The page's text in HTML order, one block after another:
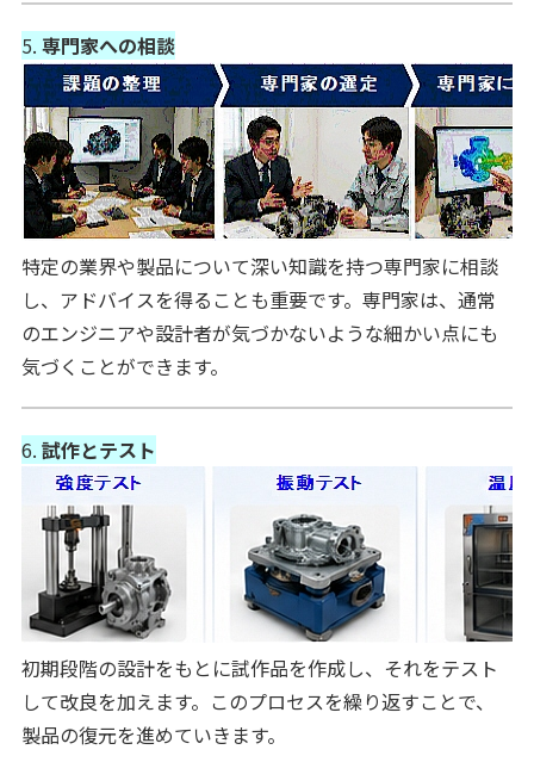
5. 専門家への相談
特定の業界や製品について深い知識を持つ専門家に相談
し、アドバイスを得ることも重要です。専門家は、通常
のエンジニアや設計者が気づかないような細かい点にも
気づくことができます。
6. 試作とテスト
初期段階の設計をもとに試作品を作成し、それをテスト
して改良を加えます。このプロセスを繰り返すことで、
製品の復元を進めていきます。